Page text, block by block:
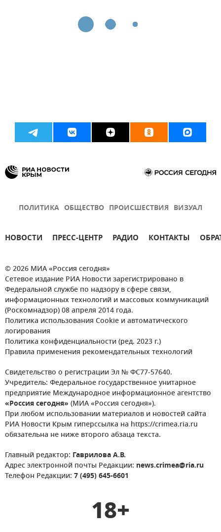
ПОЛИТИКА ОБЩЕСТВО ПРОИСШЕСТВИЯ ВИЗУАЛ
НОВОСТИ ПРЕСС-ЦЕНТР РАДИО КОНТАКТЫ
© 2026 МИА «Россия сегодня»
Сетевое издание РИА Новости зарегистрировано в
Федеральной службе по надзору в сфере связи,
информационных технологий и массовых коммуникаций
(Роскомнадзор) 08 апреля 2014 года.
Политика использования Cookie и автоматического
логирования
Политика конфиденциальности (ред. 2023 г.)
Правила применения рекомендательных технологий
Свидетельство о регистрации Эл № ФС77-57640.
Учредитель: Федеральное государственное унитарное
предприятие Международное информационное агентство
«Россия сегодня» (МИА «Россия сегодня»).
При любом использовании материалов и новостей сайта
РИА Новости Крым гиперссылка на https://crimea.ria.ru
обязательна не ниже второго абзаца текста.
Главный редактор: Гаврилова А.В.
Адрес электронной почты Редакции: news.crimea@ria.ru
Телефон Редакции: 7 (495) 645-6601
18+